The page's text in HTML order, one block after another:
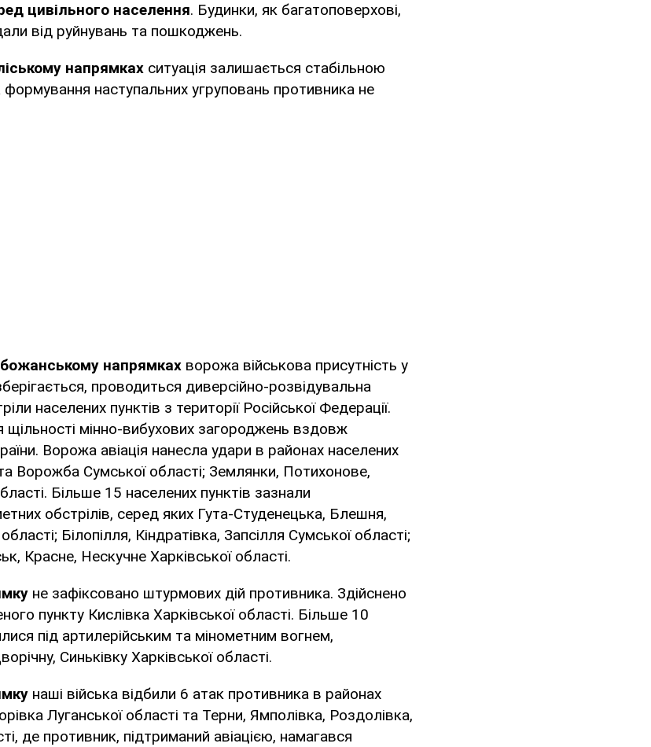
цивільного населення. Будинки, як багатоповерхові,
від руйнувань та пошкоджень.
напрямках ситуація залишається стабільною
формування наступальних угруповань противника не
напрямках ворожа військова присутність у
проводиться диверсійно-розвідувальна
населених пунктів з території Російської Федерації.
щільності мінно-вибухових загороджень вздовж
Ворожа авіація нанесла удари в районах населених
Ворожба Сумської області; Землянки, Потихонове,
Більше 15 населених пунктів зазнали
обстрілів, серед яких Гута-Студенецька, Блешня,
Білопілля, Кіндратівка, Запсілля Сумської області;
Красне, Нескучне Харківської області.
не зафіксовано штурмових дій противника. Здійснено
пункту Кислівка Харківської області. Більше 10
під артилерійським та мінометним вогнем,
Синьківку Харківської області.
наші війська відбили 6 атак противника в районах
Луганської області та Терни, Ямполівка, Роздолівка,
де противник, підтриманий авіацією, намагався